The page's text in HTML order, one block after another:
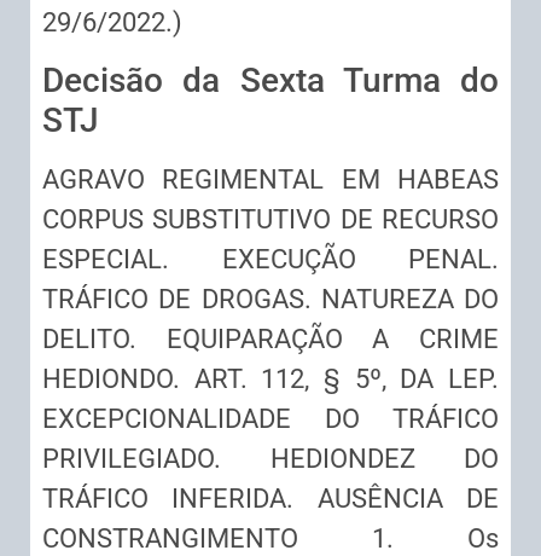
29/6/2022.)
Decisão da Sexta Turma do
STJ
AGRAVO REGIMENTAL EM HABEAS
CORPUS SUBSTITUTIVO DE RECURSO
ESPECIAL. EXECUÇÃO PENAL.
TRÁFICO DE DROGAS. NATUREZA DO
DELITO. EQUIPARAÇÃO A CRIME
HEDIONDO. ART. 112, § 5º, DA LEP.
EXCEPCIONALIDADE DO TRÁFICO
PRIVILEGIADO. HEDIONDEZ DO
TRÁFICO INFERIDA. AUSÊNCIA DE
CONSTRANGIMENTO 1. Os